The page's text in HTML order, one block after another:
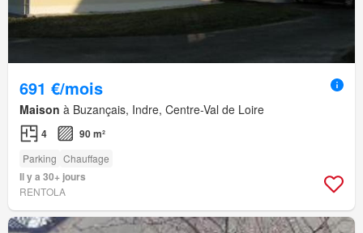
691 €/mois
Maison à Buzançais, Indre, Centre-Val de Loire
4 90 m²
Parking Chauffage
Il y a 30+ jours
RENTOLA